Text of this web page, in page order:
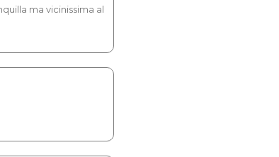
ma vicinissima al